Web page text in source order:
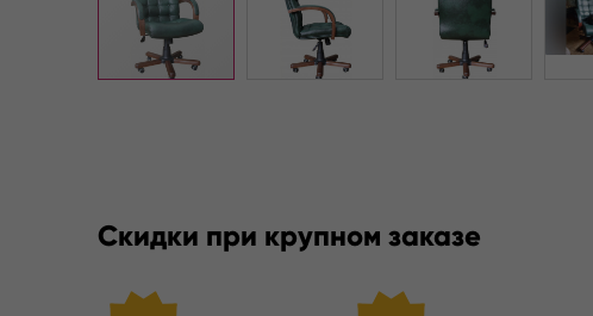
Скидки при крупном заказе